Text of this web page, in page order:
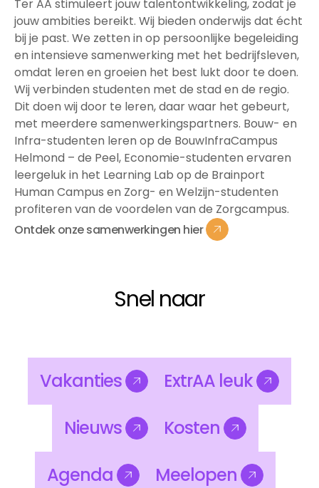
Ter AA stimuleert jouw talentontwikkeling, zodat je
jouw ambities bereikt. Wij bieden onderwijs dat écht
bij je past. We zetten in op persoonlijke begeleiding
en intensieve samenwerking met het bedrijfsleven,
omdat leren en groeien het best lukt door te doen.
Wij verbinden studenten met de stad en de regio.
Dit doen wij door te leren, daar waar het gebeurt,
met meerdere samenwerkingspartners. Bouw- en
Infra-studenten leren op de BouwInfraCampus
Helmond – de Peel, Economie-studenten ervaren
leergeluk in het Learning Lab op de Brainport
Human Campus en Zorg- en Welzijn-studenten
profiteren van de voordelen van de Zorgcampus.
Ontdek onzesamenwerkingen hier
Snel naar
Vakanties
Vakanties
ExtrAAleuk
ExtrAA leuk
Nieuws
Nieuws
Kosten
Kosten
Agenda
Meelopen